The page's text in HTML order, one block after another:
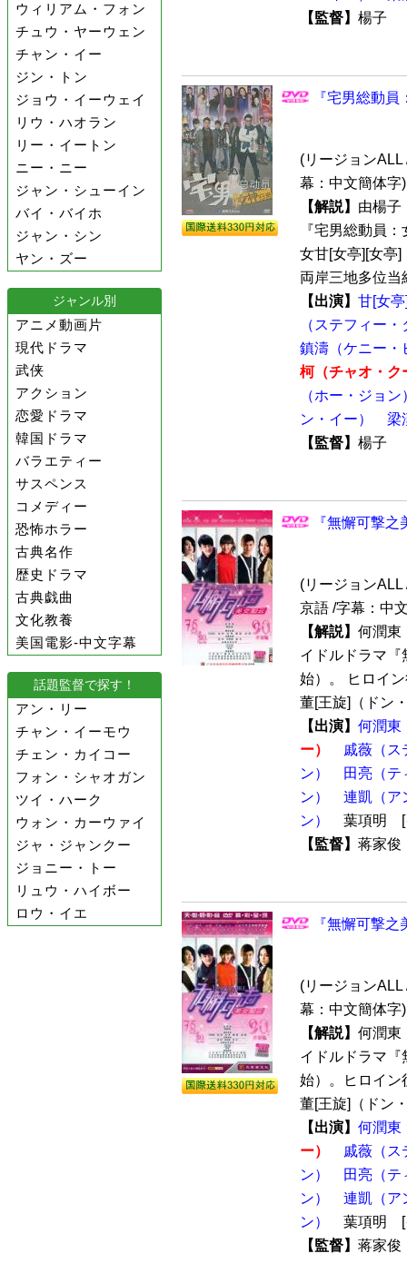
ウィリアム・フォン
チュウ・ヤーウェン
チャン・イー
ジン・トン
ジョウ・イーウェイ
リウ・ハオラン
リー・イートン
ニー・ニー
ジャン・シューイン
バイ・バイホ
ジャン・シン
ヤン・ズー
ジャンル別
アニメ動画片
現代ドラマ
武侠
アクション
恋愛ドラマ
韓国ドラマ
バラエティー
サスペンス
コメディー
恐怖ホラー
古典名作
歴史ドラマ
古典戯曲
文化教養
美国電影-中文字幕
話題監督で探す！
アン・リー
チャン・イーモウ
チェン・カイコー
フォン・シャオガン
ツイ・ハーク
ウォン・カーウァイ
ジャ・ジャンクー
ジョニー・トー
リュウ・ハイボー
ロウ・イエ
【監督】 楊子
『宅男総動
(リージョン
幕：中文簡体字)
【解説】 由楊子
『宅男総動員
女甘[女亭][女亭
両岸三地多位当
【出演】 甘[女
（ステフィー
鎮濤（ケニー・
柯（チャオ・ク
（ホー・ジョン
ン・イー）
梁
【監督】 楊子
『無懈可撃
(リージョン
京語 /字幕：中
【解説】 何潤東
イドルドラマ『
始）。 ヒロイ
董[王旋]（ドン
【出演】 何潤東
ー）
戚薇（ス
ン）
田亮（テ
ン）
連凱（ア
ン）
葉項明 [
【監督】 蒋家
『無懈可撃
(リージョン
幕：中文簡体字)
【解説】 何潤東
イドルドラマ『
始）。ヒロイン
董[王旋]（ドン
【出演】 何潤東
ー）
戚薇（ス
ン）
田亮（テ
ン）
連凱（ア
ン）
葉項明 [
【監督】 蒋家